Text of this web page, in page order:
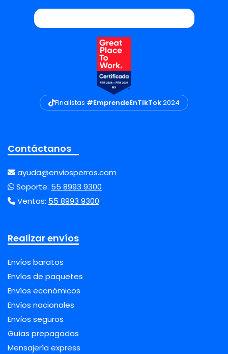
Finalistas #EmprendeEnTikTok2024
Contáctanos
ayuda@enviosperros.com
Soporte: 55 8993 9300
Ventas: 55 8993 9300
Realizar envíos
Envíos baratos
Envíos de paquetes
Envíos económicos
Envíos nacionales
Envíos seguros
Guías prepagadas
Mensajería express